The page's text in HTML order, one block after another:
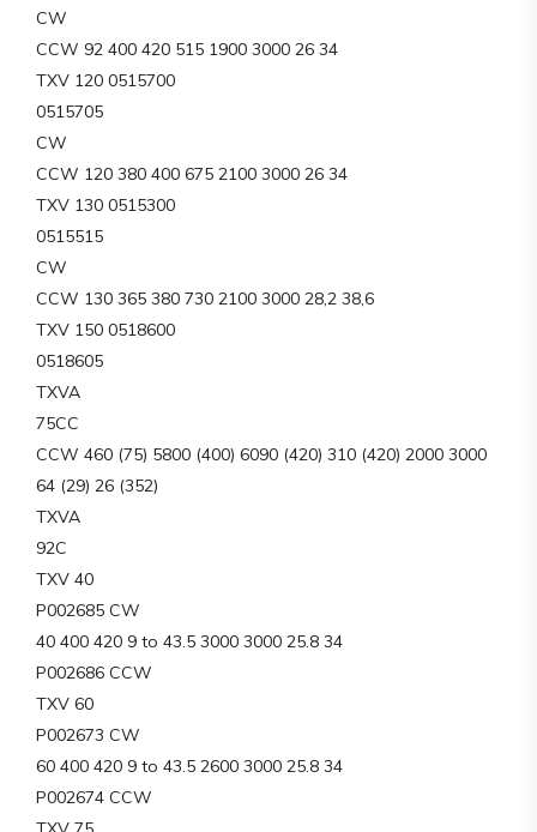
CW
CCW 92 400 420 515 1900 3000 26 34
TXV 120 0515700
0515705
CW
CCW 120 380 400 675 2100 3000 26 34
TXV 130 0515300
0515515
CW
CCW 130 365 380 730 2100 3000 28,2 38,6
TXV 150 0518600
0518605
TXVA
75CC
CCW 460 (75) 5800 (400) 6090 (420) 310 (420) 2000 3000
64 (29) 26 (352)
TXVA
92C
TXV 40
P002685 CW
40 400 420 9 to 43.5 3000 3000 25.8 34
P002686 CCW
TXV 60
P002673 CW
60 400 420 9 to 43.5 2600 3000 25.8 34
P002674 CCW